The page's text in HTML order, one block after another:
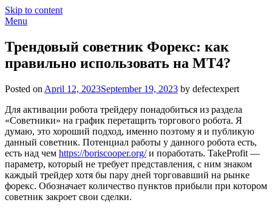
Skip to content
Menu
Трендовый советник Форекс: как
правильно использовать на MT4?
Posted on April 12, 2023September 19, 2023 by defectexpert
Для активации робота трейдеру понадобиться из раздела
«Советники» на график перетащить торгового робота. Я
думаю, это хороший подход, именно поэтому я и публикую
данный советник. Потенциал работы у данного робота есть,
есть над чем https://boriscooper.org/и поработать. TakeProfit —
параметр, который не требует представления, с ним знаком
каждый трейдер хотя бы пару дней торговавший на рынке
форекс. Обозначает количество пунктов прибыли при котором
советник закроет свои сделки.